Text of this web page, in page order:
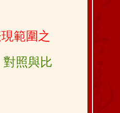
範圍之
照與比